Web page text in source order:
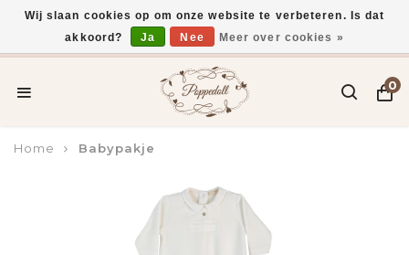
Voor 15:00 uur besteld, vandaag verzonden*
0
Home Babypakje
Wij slaan cookies op om onze website te verbeteren. Is dat
akkoord?
Ja Nee Meer over cookies »